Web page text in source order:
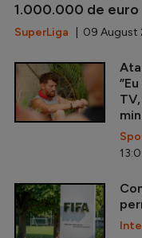
1.000.000 de euro
SuperLiga | 09 August